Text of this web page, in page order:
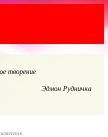
творение
Эдмон Рудничка